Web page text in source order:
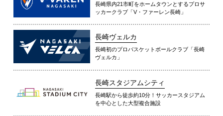
長崎県内21市町をホームタウンとするプロサ
ッカークラブ「V・ファーレン長崎」
長崎ヴェルカ
長崎初のプロバスケットボールクラブ「長崎
ヴェルカ」
長崎スタジアムシティ
長崎駅から徒歩約10分！サッカースタジアム
を中心とした大型複合施設